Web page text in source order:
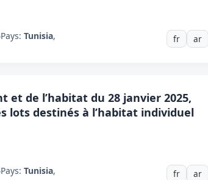
Pays: Tunisia, fr ar
et de l’habitat du 28 janvier 2025,
lots destinés à l’habitat individuel
Pays: Tunisia, fr ar